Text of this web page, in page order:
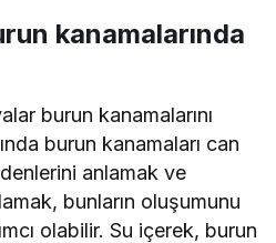
kanamalarında
burun kanamalarını
burun kanamaları can
anlamak ve
bunların oluşumunu
olabilir. Su içerek, burun